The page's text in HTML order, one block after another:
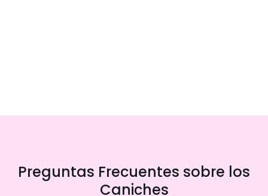
Preguntas Frecuentes sobre los
Caniches